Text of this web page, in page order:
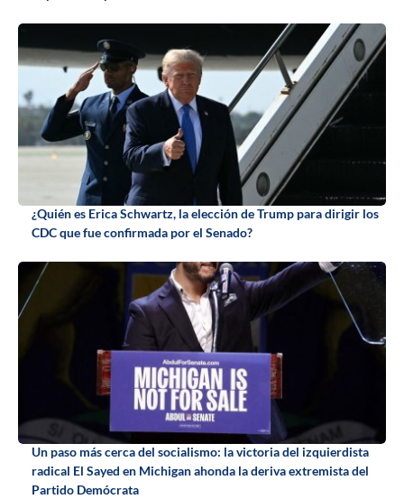
¿Quién es Erica Schwartz, la elección de Trump para dirigir los
CDC que fue confirmada por el Senado?
Un paso más cerca del socialismo: la victoria del izquierdista
radical El Sayed en Michigan ahonda la deriva extremista del
Partido Demócrata